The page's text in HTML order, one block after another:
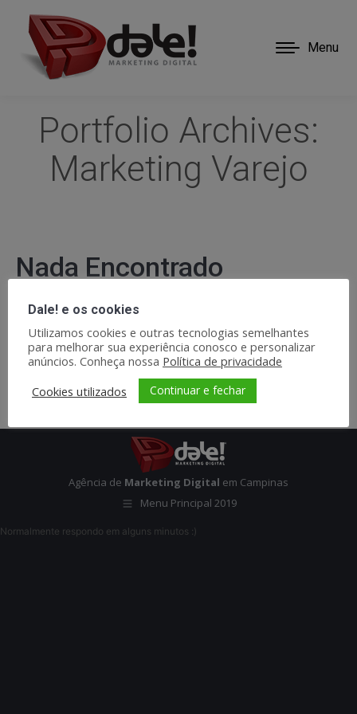
Menu
Portfolio Archives:
Marketing Varejo
Nada Encontrado
Nós não conseguimos encontrar o que você está
Search:
Agência de Marketing Digital em Campinas
Menu Principal 2019
Dale! e os cookies
Utilizamos cookies e outras tecnologias semelhantes
para melhorar sua experiência conosco e personalizar
anúncios. Conheça nossa Política de privacidade
Cookies utilizados
Continuar e fechar
Normalmente respondo em alguns minutos :)